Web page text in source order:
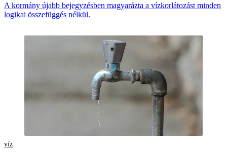
A kormány újabb bejegyzésben magyarázta a vízkorlátozást minden
logikai összefüggés nélkül.
víz